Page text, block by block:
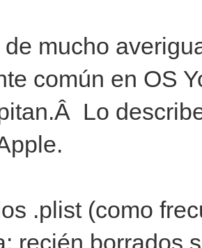
mucho
común en OS
Lo
.plist (como
recién borrados